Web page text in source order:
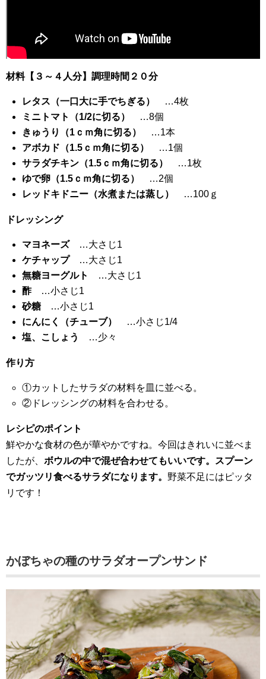
材料【３～４人分】調理時間２０分
レタス（一口大に手でちぎる）
…4枚
ミニトマト（1/2に切る）
…8個
きゅうり（1ｃｍ角に切る）
…1本
アボカド（1.5ｃｍ角に切る）
…1個
サラダチキン（1.5ｃｍ角に切る）
…1枚
ゆで卵（1.5ｃｍ角に切る）
…2個
レッドキドニー（水煮または蒸し）
…100ｇ
ドレッシング
マヨネーズ…大さじ1
ケチャップ…大さじ1
無糖ヨーグルト
…大さじ1
酢…小さじ1
砂糖 …小さじ1
にんにく（チューブ）
…小さじ1/4
塩、こしょう
…少々
作り方
①カットしたサラダの材料を皿に並べる。
②ドレッシングの材料を合わせる。
レシピのポイント
鮮やかな食材の色が華やかですね。今回はきれいに並べま
したが、 ボウルの中で混ぜ合わせてもいいです。スプーン
でガッツリ食べるサラダになります。 野菜不足にはピッタ
リです！
かぼちゃの種のサラダオープンサンド